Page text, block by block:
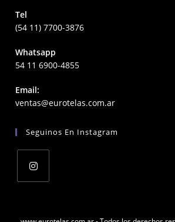
Tel
(54 11) 7700-3876
Whatsapp
54 11 6900-4855
Email:
ventas@eurotelas.com.arOpens
application
Seguinos En Instagram
a